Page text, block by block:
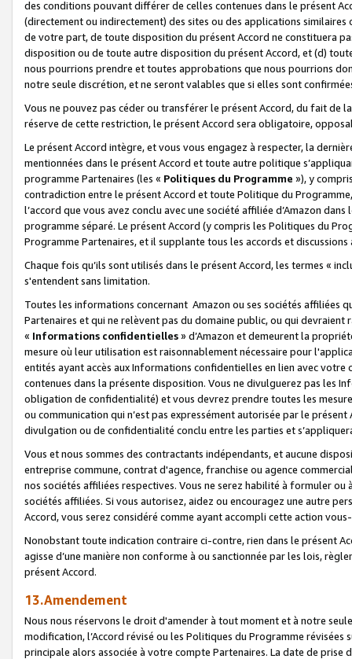
des conditions pouvant différer de celles contenues dans le présent
(directement ou indirectement) des sites ou des applications
de votre part, de toute disposition du présent Accord ne constituera
disposition ou de toute autre disposition du présent Accord, et (d)
nous pourrions prendre et toutes approbations que nous pourrions
notre seule discrétion, et ne seront valables que si elles sont
Vous ne pouvez pas céder ou transférer le présent Accord, du fait de
réserve de cette restriction, le présent Accord sera obligatoire,
Le présent Accord intègre, et vous vous engagez à respecter, la
mentionnées dans le présent Accord et toute autre politique
programme Partenaires (les « Politiques du Programme »), y
contradiction entre le présent Accord et toute Politique du
l’accord que vous avez conclu avec une société affiliée d’Amazon
programme séparé. Le présent Accord (y compris les Politiques du
Programme Partenaires, et il supplante tous les accords et discussions
Chaque fois qu’ils sont utilisés dans le présent Accord, les termes «
s'entendent sans limitation.
Toutes les informations concernant Amazon ou ses sociétés affiliées
Partenaires et qui ne relèvent pas du domaine public, ou qui
« Informations confidentielles» d’Amazon et demeurent la
mesure où leur utilisation est raisonnablement nécessaire pour
entités ayant accès aux Informations confidentielles en lien avec
contenues dans la présente disposition. Vous ne divulguerez pas les
obligation de confidentialité) et vous devrez prendre toutes les
ou communication qui n’est pas expressément autorisée par le
divulgation ou de confidentialité conclu entre les parties et
Vous et nous sommes des contractants indépendants, et aucune
entreprise commune, contrat d'agence, franchise ou agence
nos sociétés affiliées respectives. Vous ne serez habilité à formuler
sociétés affiliées. Si vous autorisez, aidez ou encouragez une autre
Accord, vous serez considéré comme ayant accompli cette action
Nonobstant toute indication contraire ci-contre, rien dans le présent
agisse d’une manière non conforme à ou sanctionnée par les lois,
présent Accord.
13.Amendement
Nous nous réservons le droit d'amender à tout moment et à notre
modification, l’Accord révisé ou les Politiques du Programme
principale alors associée à votre compte Partenaires. La date de